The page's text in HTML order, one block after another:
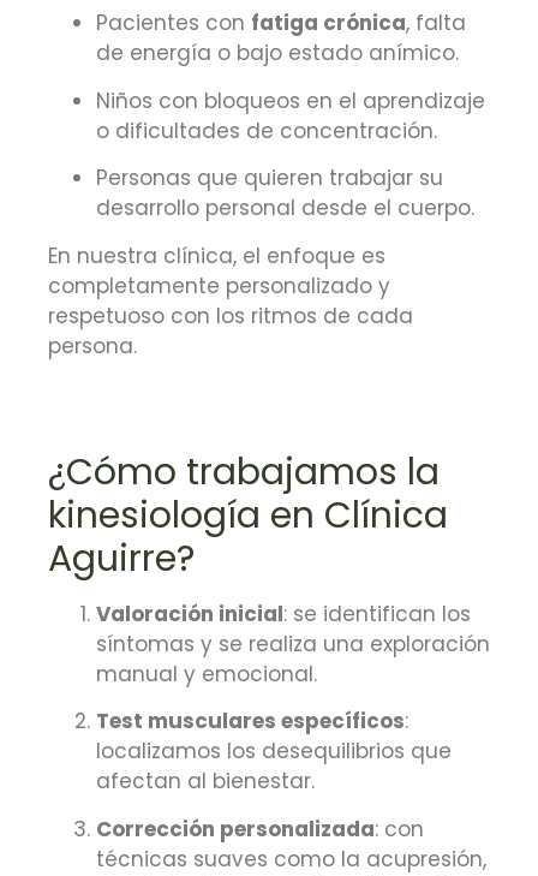
Pacientes con fatiga crónica, falta
de energía o bajo estado anímico.
Niños con bloqueos en el aprendizaje
o dificultades de concentración.
Personas que quieren trabajar su
desarrollo personal desde el cuerpo.
En nuestra clínica, el enfoque es
completamente personalizado y
respetuoso con los ritmos de cada
persona.
¿Cómo trabajamos la
kinesiología en Clínica
Aguirre?
Valoración inicial: se identifican los
síntomas y se realiza una exploración
manual y emocional.
Test musculares específicos:
localizamos los desequilibrios que
afectan al bienestar.
Corrección personalizada: con
técnicas suaves como la acupresión,